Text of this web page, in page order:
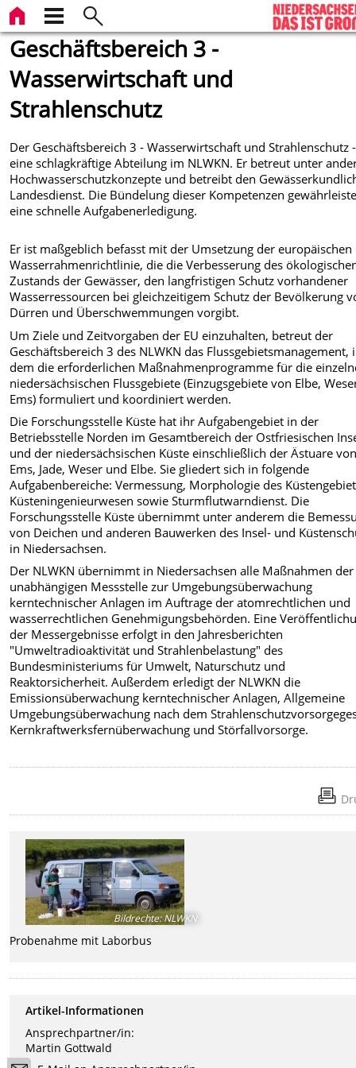
Geschäftsbereich 3 -
Wasserwirtschaft und
Strahlenschutz
Der Geschäftsbereich 3 - Wasserwirtschaft und Strahlenschutz
eine schlagkräftige Abteilung im NLWKN. Er betreut unter
Hochwasserschutzkonzepte und betreibt den
Landesdienst. Die Bündelung dieser Kompetenzen
eine schnelle Aufgabenerledigung.
Er ist maßgeblich befasst mit der Umsetzung der europäischen
Wasserrahmenrichtlinie, die die Verbesserung des
Zustands der Gewässer, den langfristigen Schutz vorhandener
Wasserressourcen bei gleichzeitigem Schutz der Bevölkerung
Dürren und Überschwemmungen vorgibt.
Um Ziele und Zeitvorgaben der EU einzuhalten, betreut der
Geschäftsbereich 3 des NLWKN das Flussgebietsmanagement,
dem die erforderlichen Maßnahmenprogramme für die
niedersächsischen Flussgebiete (Einzugsgebiete von Elbe,
Ems) formuliert und koordiniert werden.
Die Forschungsstelle Küste hat ihr Aufgabengebiet in der
Betriebsstelle Norden im Gesamtbereich der Ostfriesischen
und der niedersächsischen Küste einschließlich der Ästuare
Ems, Jade, Weser und Elbe. Sie gliedert sich in folgende
Aufgabenbereiche: Vermessung, Morphologie des
Küsteningenieurwesen sowie Sturmflutwarndienst. Die
Forschungsstelle Küste übernimmt unter anderem die
von Deichen und anderen Bauwerken des Insel- und
in Niedersachsen.
Der NLWKN übernimmt in Niedersachsen alle Maßnahmen der
unabhängigen Messstelle zur Umgebungsüberwachung
kerntechnischer Anlagen im Auftrage der atomrechtlichen und
wasserrechtlichen Genehmigungsbehörden. Eine
der Messergebnisse erfolgt in den Jahresberichten
"Umweltradioaktivität und Strahlenbelastung" des
Bundesministeriums für Umwelt, Naturschutz und
Reaktorsicherheit. Außerdem erledigt der NLWKN die
Emissionsüberwachung kerntechnischer Anlagen, Allgemeine
Umgebungsüberwachung nach dem
Kernkraftwerksfernüberwachung und Störfallvorsorge.
Bildrechte:NLWKN
Probenahme mit Laborbus
Artikel-Informationen
Ansprechpartner/in:
Martin Gottwald